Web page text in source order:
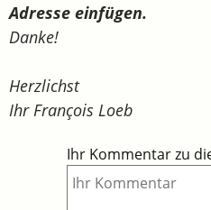
Adresse einfügen.
Danke!
Herzlichst
Ihr François Loeb
Ihr Kommentar zu